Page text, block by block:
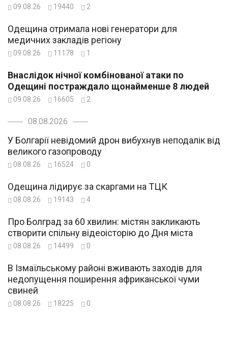
09.08.26 19440 2
Одещина отримала нові генератори для
медичних закладів регіону
09.08.26 11178 1
Внаслідок нічної комбінованої атаки по
Одещині постраждало щонайменше 8 людей
09.08.26 16605 2
08.08.2026
У Болгарії невідомий дрон вибухнув неподалік від
великого газопроводу
08.08.26 16524 0
Одещина лідирує за скаргами на ТЦК
08.08.26 19143 4
Про Болград за 60 хвилин: містян закликають
створити спільну відеоісторію до Дня міста
08.08.26 14499 0
В Ізмаїльському районі вживають заходів для
недопущення поширення африканської чуми
свиней
08.08.26 18225 0